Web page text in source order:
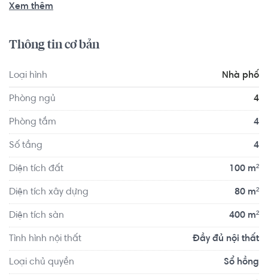
Lửa, Đường Kinh Dương Vương, 3 phút đến Aeon Bình Tân.
cao, đường cao ráo không ngập nước. Bao quanh là các
tiện ích trường học, bệnh viện quốc tế, bến xe miền tây.
Xem thêm
Thông tin cơ bản
Loại hình Nhà phố
Phòng ngủ 4
Phòng tắm 4
Số tầng 4
Diện tích đất 100 m²
Diện tích xây dựng 80 m²
Diện tích sàn 400 m²
Tình hình nội thất Đầy đủ nội thất
Loại chủ quyền Sổ hồng